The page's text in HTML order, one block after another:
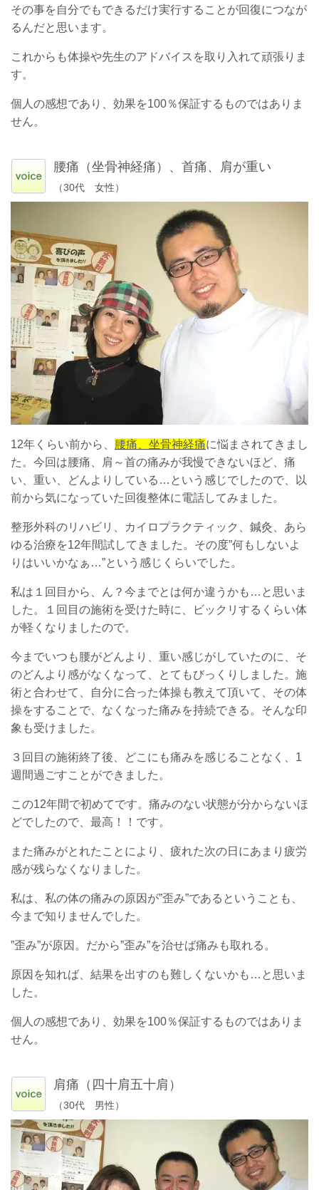
その事を自分でもできるだけ実行することが回復につなが
るんだと思います。
これからも体操や先生のアドバイスを取り入れて頑張りま
す。
個人の感想であり、効果を100％保証するものではありま
せん。
腰痛（坐骨神経痛）、首痛、肩が重い
（30代 女性）
12年くらい前から、 腰痛、坐骨神経痛に悩まされてきまし
た。今回は腰痛、肩～首の痛みが我慢できないほど、痛
い、重い、どんよりしている…という感じでしたので、以
前から気になっていた回復整体に電話してみました。
整形外科のリハビリ、カイロプラクティック、鍼灸、あら
ゆる治療を12年間試してきました。その度”何もしないよ
りはいいかなぁ…”という感じくらいでした。
私は１回目から、ん？今までとは何か違うかも…と思いま
した。１回目の施術を受けた時に、ビックリするくらい体
が軽くなりましたので。
今までいつも腰がどんより、重い感じがしていたのに、そ
のどんより感がなくなって、とてもびっくりしました。施
術と合わせて、自分に合った体操も教えて頂いて、その体
操をすることで、なくなった痛みを持続できる。そんな印
象も受けました。
３回目の施術終了後、どこにも痛みを感じることなく、1
週間過ごすことができました。
この12年間で初めてです。痛みのない状態が分からないほ
どでしたので、最高！！です。
また痛みがとれたことにより、疲れた次の日にあまり疲労
感が残らなくなりました。
私は、私の体の痛みの原因が”歪み”であるということも、
今まで知りませんでした。
”歪み”が原因。だから”歪み”を治せば痛みも取れる。
原因を知れば、結果を出すのも難しくないかも…と思いま
した。
個人の感想であり、効果を100％保証するものではありま
せん。
肩痛（四十肩五十肩）
（30代 男性）